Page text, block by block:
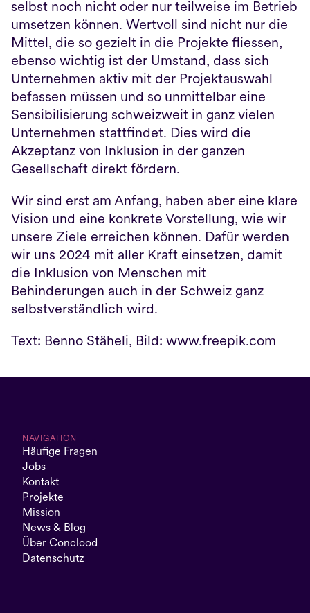
selbst noch nicht oder nur teilweise im Betrieb
umsetzen können. Wertvoll sind nicht nur die
Mittel, die so gezielt in die Projekte fliessen,
ebenso wichtig ist der Umstand, dass sich
Unternehmen aktiv mit der Projektauswahl
befassen müssen und so unmittelbar eine
Sensibilisierung schweizweit in ganz vielen
Unternehmen stattfindet. Dies wird die
Akzeptanz von Inklusion in der ganzen
Gesellschaft direkt fördern.
Wir sind erst am Anfang, haben aber eine klare
Vision und eine konkrete Vorstellung, wie wir
unsere Ziele erreichen können. Dafür werden
wir uns 2024 mit aller Kraft einsetzen, damit
die Inklusion von Menschen mit
Behinderungen auch in der Schweiz ganz
selbstverständlich wird.
Text: Benno Stäheli, Bild: www.freepik.com
NAVIGATION
Häufige Fragen
Jobs
Kontakt
Projekte
Mission
News & Blog
Über Conclood
Datenschutz